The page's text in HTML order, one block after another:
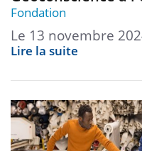
Fondation
Le 13 novembre
Lire la suite